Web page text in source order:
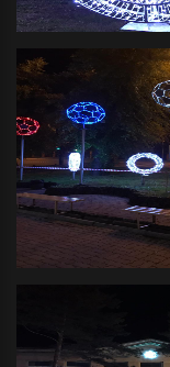
Декоративное
прилегающих
объемными
Декоративное
прилегающих
объемными